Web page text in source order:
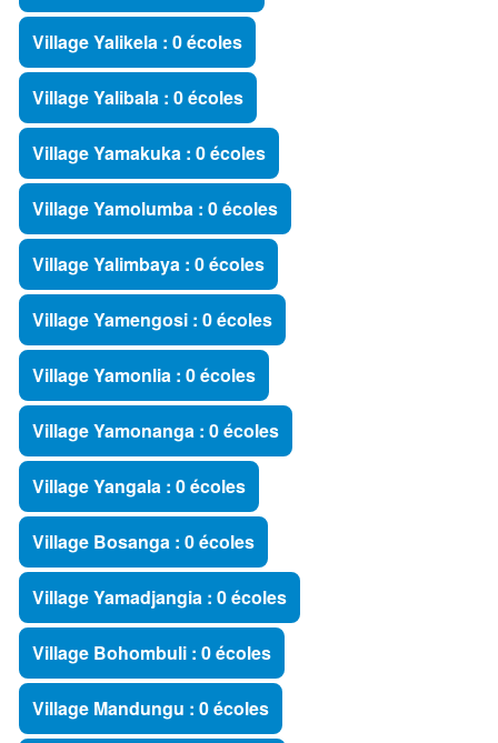
Village Yalikela : 0 écoles
Village Yalibala : 0 écoles
Village Yamakuka : 0 écoles
Village Yamolumba : 0 écoles
Village Yalimbaya : 0 écoles
Village Yamengosi : 0 écoles
Village Yamonlia : 0 écoles
Village Yamonanga : 0 écoles
Village Yangala : 0 écoles
Village Bosanga : 0 écoles
Village Yamadjangia : 0 écoles
Village Bohombuli : 0 écoles
Village Mandungu : 0 écoles